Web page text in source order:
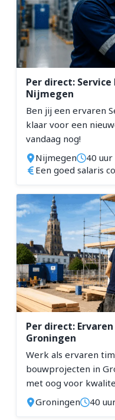
Per direct:
Nijmegen
Ben jij een ervaren
klaar voor een
vandaag nog!
Nijmegen
40 uur
Een goed salaris
Per direct:
Groningen
Werk als ervaren
bouwprojecten in
met oog voor
Groningen
40